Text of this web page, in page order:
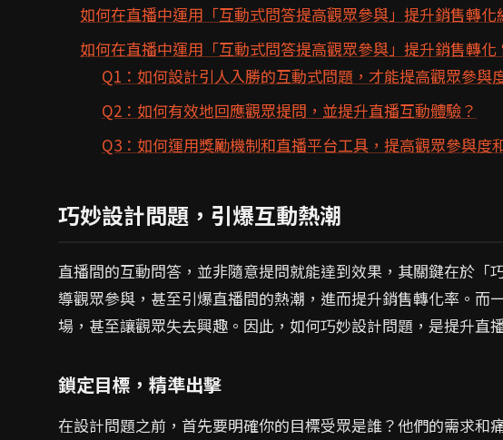
如何在直播中運用「互動式問答提高觀眾參與」提升銷售轉化
如何在直播中運用「互動式問答提高觀眾參與」提升銷售轉化
Q1：如何設計引人入勝的互動式問題，才能提高觀眾參與
Q2：如何有效地回應觀眾提問，並提升直播互動體驗？
Q3：如何運用獎勵機制和直播平台工具，提高觀眾參與度
巧妙設計問題，引爆互動熱潮
直播間的互動問答，並非隨意提問就能達到效果，其關鍵在於「
導觀眾參與，甚至引爆直播間的熱潮，進而提升銷售轉化率。而
場，甚至讓觀眾失去興趣。因此，如何巧妙設計問題，是提升直
鎖定目標，精準出擊
在設計問題之前，首先要明確你的目標受眾是誰？他們的需求和